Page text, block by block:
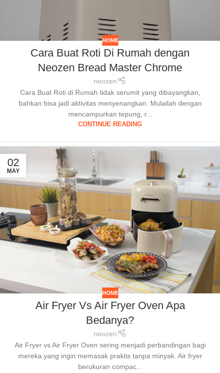
HOME
Cara Buat Roti Di Rumah dengan
Neozen Bread Master Chrome
neozen
Cara Buat Roti di Rumah tidak serumit yang dibayangkan,
bahkan bisa jadi aktivitas menyenangkan. Mulailah dengan
mencampurkan tepung, r...
CONTINUE READING
02
MAY
HOME
Air Fryer Vs Air Fryer Oven Apa
Bedanya?
neozen
Air Fryer vs Air Fryer Oven sering menjadi perbandingan bagi
mereka yang ingin memasak praktis tanpa minyak. Air fryer
berukuran compac...